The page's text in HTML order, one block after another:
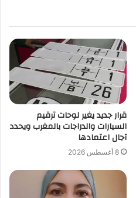
قرار جديد يغير لوحات ترقيم
السيارات والدراجات بالمغرب ويحدد
آجال اعتمادها
8 أغسطس 2026